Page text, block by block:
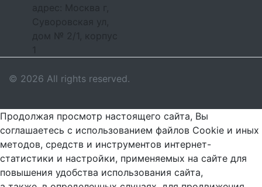
адрес: Москва г,
Суворовская ул,
дом № 2/1, корпус
© 2026 All rights reserved.
Продолжая просмотр настоящего сайта, Вы
соглашаетесь с использованием файлов Cookie и иных
методов, средств и инструментов интернет-
статистики и настройки, применяемых на сайте для
повышения удобства использования сайта,